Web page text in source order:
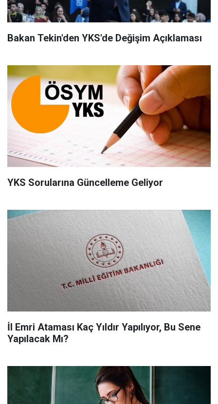
Bakan Tekin'den YKS'de Değişim Açıklaması
YKS Sorularına Güncelleme Geliyor
İl Emri Ataması Kaç Yıldır Yapılıyor, Bu Sene
Yapılacak Mı?